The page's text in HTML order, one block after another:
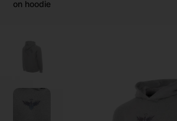
contenu
on hoodie